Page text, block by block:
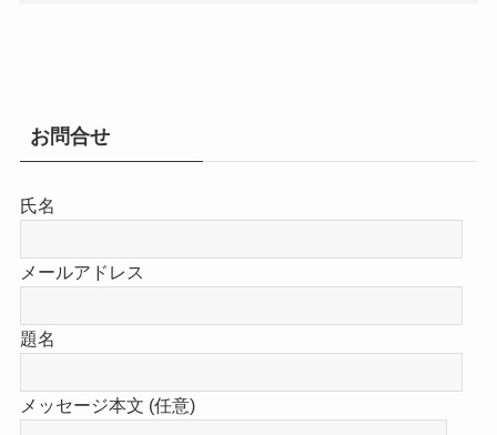
お問合せ
氏名
メールアドレス
題名
メッセージ本文 (任意)